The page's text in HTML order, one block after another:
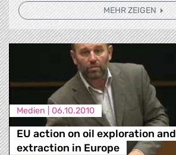
MEHR ZEIGEN
Medien | 06.10.2010
EU action on oil exploration and
extraction in Europe